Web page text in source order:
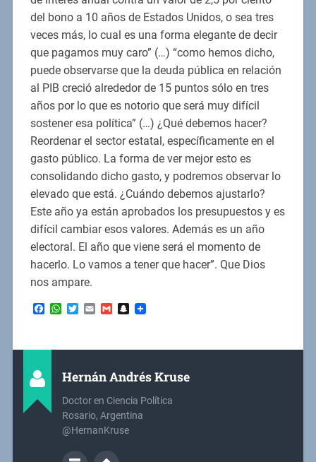
del bono a 10 años de Estados Unidos, o sea tres
veces más, lo cual es una forma elegante de decir
que pagamos muy caro” (…) “como hemos dicho,
puede observarse que la deuda pública en relación
al PIB creció alrededor de 15 puntos sólo en tres
años por lo que es notorio que será muy difícil
sostener esa política” (…) ¿Qué debemos hacer?
Reordenar el sector estatal, específicamente en el
gasto público. La forma de ver mejor esto es
consolidando dicho gasto, y podremos observar lo
elevado que está. ¿Cuándo debemos ajustarlo?
Este año ya están aprobados los presupuestos y es
difícil cambiar esos valores. Además es un año
electoral. El año que viene será el momento de
hacerlo. Lo vamos a tener que hacer”. Que Dios
nos ampare.
Facebook
WhatsApp
Twitter
EmailGmailSnapchat
Hernán Andrés Kruse
Doctor en Ciencia Política
Rosario, Argentina
@HernanKruse